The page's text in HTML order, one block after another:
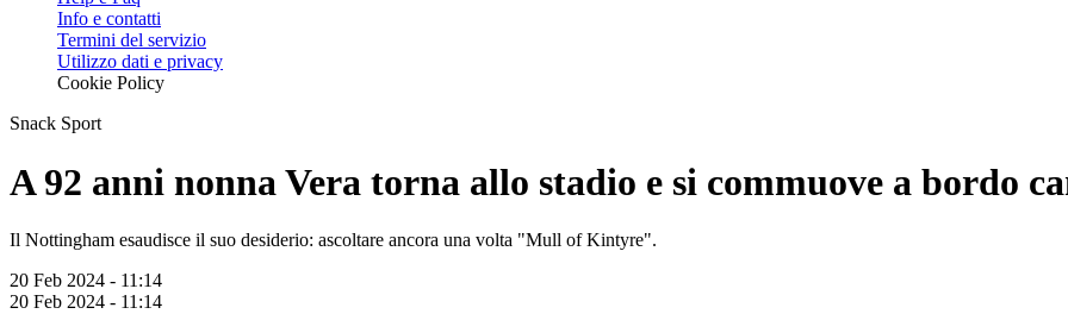
Info e contatti
Termini del servizio
Utilizzo dati e privacy
Cookie Policy
Snack Sport
A 92 anni nonna Vera torna allo stadio e si commuove a bordo
Il Nottingham esaudisce il suo desiderio: ascoltare ancora una volta "Mull of Kintyre".
20 Feb 2024 - 11:14
20 Feb 2024 - 11:14